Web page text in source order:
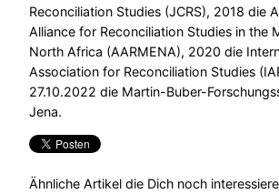
Reconciliation Studies (JCRS), 2018 die
Alliance for Reconciliation Studies in the
North Africa (AARMENA), 2020 die
Association for Reconciliation Studies
27.10.2022 die Martin-Buber-
Jena.
Ähnliche Artikel die Dich noch